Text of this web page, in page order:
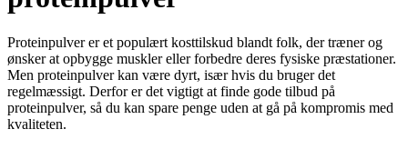
Proteinpulver er et populært kosttilskud blandt folk, der træner og
ønsker at opbygge muskler eller forbedre deres fysiske præstationer.
Men proteinpulver kan være dyrt, især hvis du bruger det
regelmæssigt. Derfor er det vigtigt at finde gode tilbud på
proteinpulver, så du kan spare penge uden at gå på kompromis med
kvaliteten.